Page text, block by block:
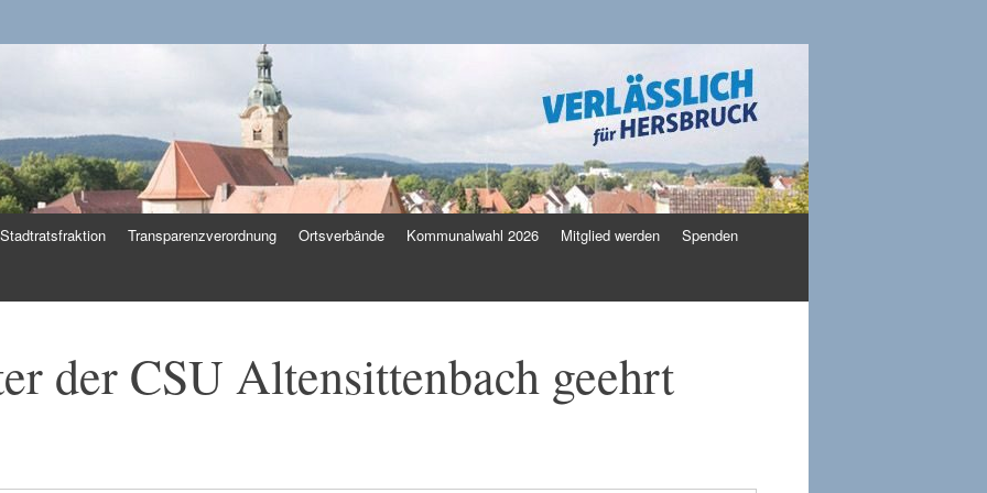
Stadtratsfraktion Transparenzverordnung Ortsverbände Kommunalwahl 2026 Mitglied werden Spenden
der CSU Altensittenbach geehrt